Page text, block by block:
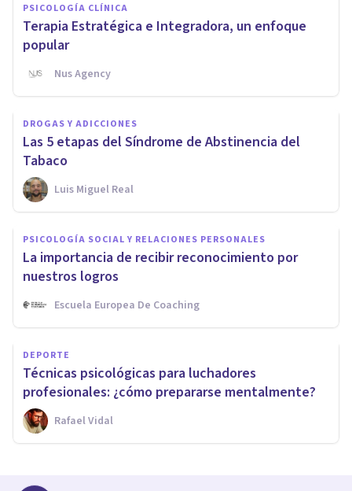
PSICOLOGÍA CLÍNICA
Terapia Estratégica e Integradora, un enfoque
popular
Nus Agency
DROGAS Y ADICCIONES
Las 5 etapas del Síndrome de Abstinencia del
Tabaco
Luis Miguel Real
PSICOLOGÍA SOCIAL Y RELACIONES PERSONALES
La importancia de recibir reconocimiento por
nuestros logros
Escuela Europea De Coaching
DEPORTE
Técnicas psicológicas para luchadores
profesionales: ¿cómo prepararse mentalmente?
Rafael Vidal